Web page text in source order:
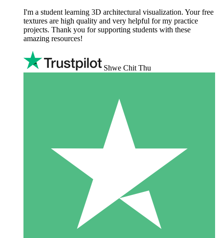
I'm a student learning 3D architectural visualization. Your free
textures are high quality and very helpful for my practice
projects. Thank you for supporting students with these
amazing resources!
Shwe Chit Thu